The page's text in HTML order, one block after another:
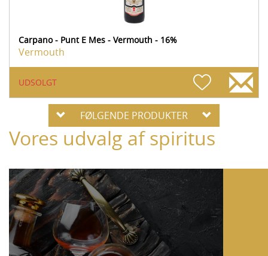
Carpano - Punt E Mes - Vermouth - 16%
Vermouth
UDSOLGT
FØLGENDE PRODUKTER
Vores udvalg af spiritus